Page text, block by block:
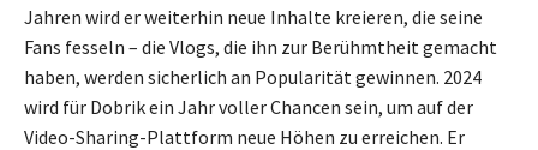
Jahren wird er weiterhin neue Inhalte kreieren, die seine
Fans fesseln – die Vlogs, die ihn zur Berühmtheit gemacht
haben, werden sicherlich an Popularität gewinnen. 2024
wird für Dobrik ein Jahr voller Chancen sein, um auf der
Video-Sharing-Plattform neue Höhen zu erreichen. Er